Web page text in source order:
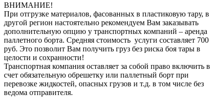
ВНИМАНИЕ!
При отгрузке материалов, фасованных в пластиковую тару, в
другой регион настоятельно рекомендуем Вам заказывать
дополнительную опцию у транспортных компаний – аренда
паллетного борта. Средняя стоимость услуги составляет 700
руб. Это позволит Вам получить груз без риска боя тары в
целости и сохранности!
Транспортная компания оставляет за собой право включить в
счет обязательную обрешетку или паллетный борт при
перевозке жидкостей, опасных грузов и т.д. в том числе без
ведома отправителя.